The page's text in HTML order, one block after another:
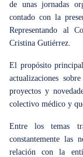
de unas jornadas
contado con la
Representando al
Cristina Gutiérrez.
El propósito
actualizaciones
proyectos y
colectivo médico y
Entre los temas
constantemente las
relación con la